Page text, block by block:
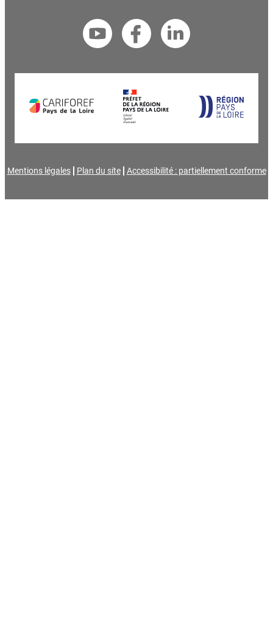
Mentions légales Plan du site Accessibilité : partiellement conforme